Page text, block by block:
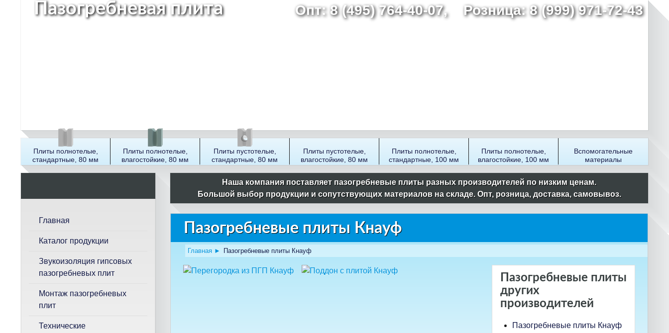
Перейти
Пазогребневая плита Опт: 8 (495) 764-40-07, Розница: 8 (999) 971-72-43
Плиты полнотелые,
стандартные, 80 мм
Плиты полнотелые,
влагостойкие, 80 мм
Плиты пустотелые,
стандартные, 80 мм
Плиты пустотелые,
влагостойкие, 80 мм
Плиты полнотелые,
стандартные, 100 мм
Плиты полнотелые,
влагостойкие, 100 мм
Вспомогательные
материалы
Наша компания поставляет пазогребневые плиты разных производителей по низким ценам.
Большой выбор продукции и сопутствующих материалов на складе. Опт, розница, доставка, самовывоз.
Пазогребневые плиты Кнауф
Главная► Пазогребневые плиты Кнауф
Пазогребневые плиты
других
производителей
Пазогребневые плиты Кнауф
Главная
Каталог продукции
Звукоизоляция гипсовых
пазогребневых плит
Монтаж пазогребневых
плит
Технические